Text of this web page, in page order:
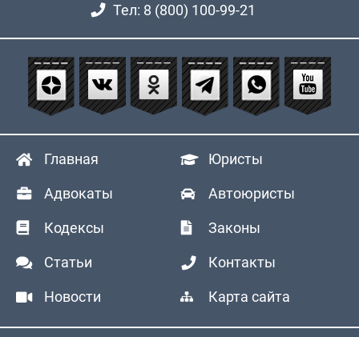
Тел: 8 (800) 100-99-21
Главная Юристы
Адвокаты Автоюристы
Кодексы Законы
Статьи Контакты
Новости Карта сайта